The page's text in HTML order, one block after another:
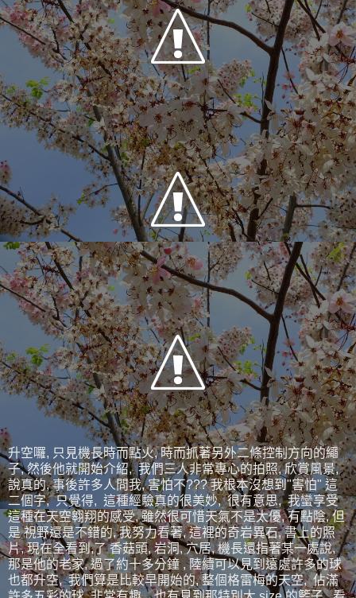
升空囉, 只見機長時而點火, 時而抓著另外二條控制方向的繩
子, 然後他就開始介紹, 我們三人非常專心的拍照, 欣賞風景,
說真的, 事後許多人問我, 害怕不??? 我根本沒想到"害怕" 這
二個字, 只覺得, 這種經驗真的很美妙, 很有意思, 我蠻享受
這種在天空翱翔的感受, 雖然很可惜天氣不是太優, 有點陰, 但
是 視野還是不錯的, 我努力看著, 這裡的奇岩異石, 書上的照
片, 現在全看到,了 香菇頭, 岩洞, 穴居, 機長還指著某一處說,
那是他的老家, 過了約十多分鐘 , 陸續可以見到遠處許多的球
也都升空, 我們算是比較早開始的, 整個格雷梅的天空, 佔滿